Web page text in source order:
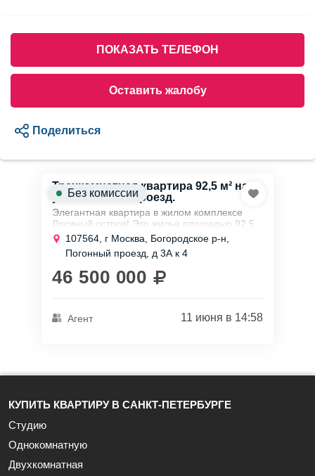
ПОКАЗАТЬ ТЕЛЕФОН
Оставить жалобу
Поделиться
Трехкомнатная квартира 92,5 м² на
ул. Погонный проезд.
Элегантная квартира в жилом комплексе
Лосиный остров! Это жилье площадью 92,5
м² расположено на 17 этаже из 29, что
обеспечивает потрясающий вид на
окрестности.
Эта...
107564, г Москва, Богородское р-н,
Погонный проезд, д 3А к 4
46 500 000
Агент 11 июня в 14:58
Без комиссии
КУПИТЬ КВАРТИРУ В САНКТ-ПЕТЕРБУРГЕ
Студию
Однокомнатную
Двухкомнатная